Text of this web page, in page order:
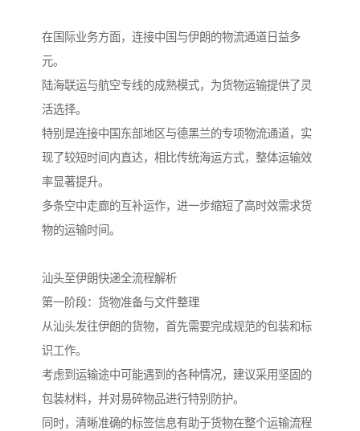
在国际业务方面，连接中国与伊朗的物流通道日益多
元。
陆海联运与航空专线的成熟模式，为货物运输提供了灵
活选择。
特别是连接中国东部地区与德黑兰的专项物流通道，实
现了较短时间内直达，相比传统海运方式，整体运输效
率显著提升。
多条空中走廊的互补运作，进一步缩短了高时效需求货
物的运输时间。
汕头至伊朗快递全流程解析
第一阶段：货物准备与文件整理
从汕头发往伊朗的货物，首先需要完成规范的包装和标
识工作。
考虑到运输途中可能遇到的各种情况，建议采用坚固的
包装材料，并对易碎物品进行特别防护。
同时，清晰准确的标签信息有助于货物在整个运输流程